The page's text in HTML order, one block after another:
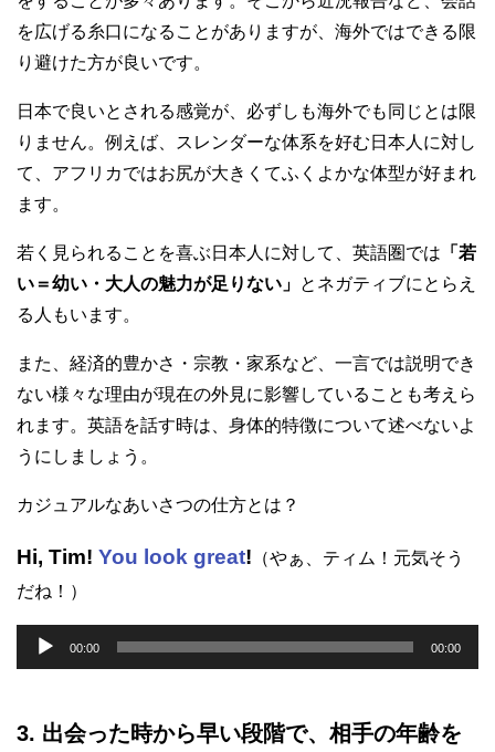
を広げる糸口になることがありますが、海外ではできる限
り避けた方が良いです。
日本で良いとされる感覚が、必ずしも海外でも同じとは限
りません。例えば、スレンダーな体系を好む日本人に対し
て、アフリカではお尻が大きくてふくよかな体型が好まれ
ます。
若く見られることを喜ぶ日本人に対して、英語圏では 「若
い＝幼い・大人の魅力が足りない」 とネガティブにとらえ
る人もいます。
また、経済的豊かさ・宗教・家系など、一言では説明でき
ない様々な理由が現在の外見に影響していることも考えら
れます。英語を話す時は、身体的特徴について述べないよ
うにしましょう。
カジュアルなあいさつの仕方とは？
Hi, Tim! You look great! （やぁ、ティム！元気そう
だね！）
声
レ
00:00 00:00
3. 出会った時から早い段階で、相手の年齢を